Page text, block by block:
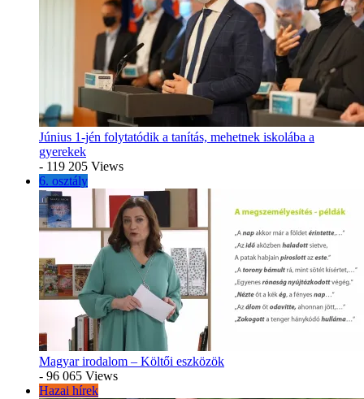
Június 1-jén folytatódik a tanítás, mehetnek iskolába a
gyerekek
- 119 205 Views
6. osztály
Magyar irodalom – Költői eszközök
- 96 065 Views
Hazai hírek